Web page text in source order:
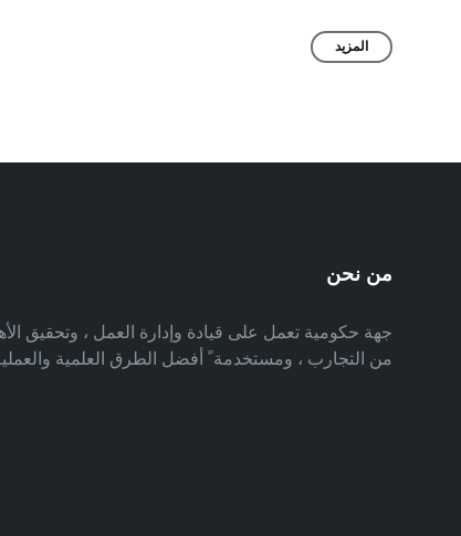
المزيد
من نحن
جهة حكومية تعمل على قيادة وإدارة العمل ، وتحقيق
من التجارب ، ومستخدمة ً أفضل الطرق العلمية